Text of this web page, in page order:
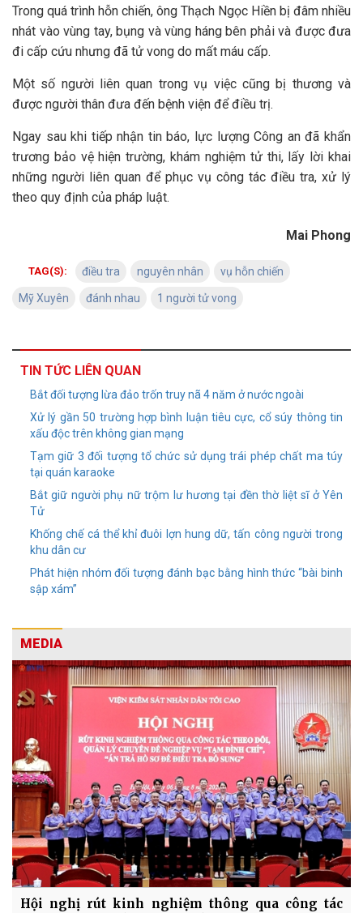
Trong quá trình hỗn chiến, ông Thạch Ngọc Hiền bị đâm nhiều
nhát vào vùng tay, bụng và vùng háng bên phải và được đưa
đi cấp cứu nhưng đã tử vong do mất máu cấp.
Một số người liên quan trong vụ việc cũng bị thương và
được người thân đưa đến bệnh viện để điều trị.
Ngay sau khi tiếp nhận tin báo, lực lượng Công an đã khẩn
trương bảo vệ hiện trường, khám nghiệm tử thi, lấy lời khai
những người liên quan để phục vụ công tác điều tra, xử lý
theo quy định của pháp luật.
Mai Phong
TAG(S): điều tra nguyên nhân vụ hỗn chiến
Mỹ Xuyên đánh nhau 1 người tử vong
TIN TỨC LIÊN QUAN
Bắt đối tượng lừa đảo trốn truy nã 4 năm ở nước ngoài
Xử lý gần 50 trường hợp bình luận tiêu cực, cổ súy thông tin
xấu độc trên không gian mạng
Tạm giữ 3 đối tượng tổ chức sử dụng trái phép chất ma túy
tại quán karaoke
Bắt giữ người phụ nữ trộm lư hương tại đền thờ liệt sĩ ở Yên
Tử
Khống chế cá thể khỉ đuôi lợn hung dữ, tấn công người trong
khu dân cư
Phát hiện nhóm đối tượng đánh bạc bằng hình thức “bài binh
sập xám”
MEDIA
Hội nghị rút kinh nghiệm thông qua công tác